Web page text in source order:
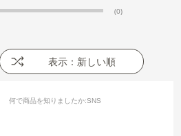
(0)
表示：新しい順
何で商品を知りましたか:SNS